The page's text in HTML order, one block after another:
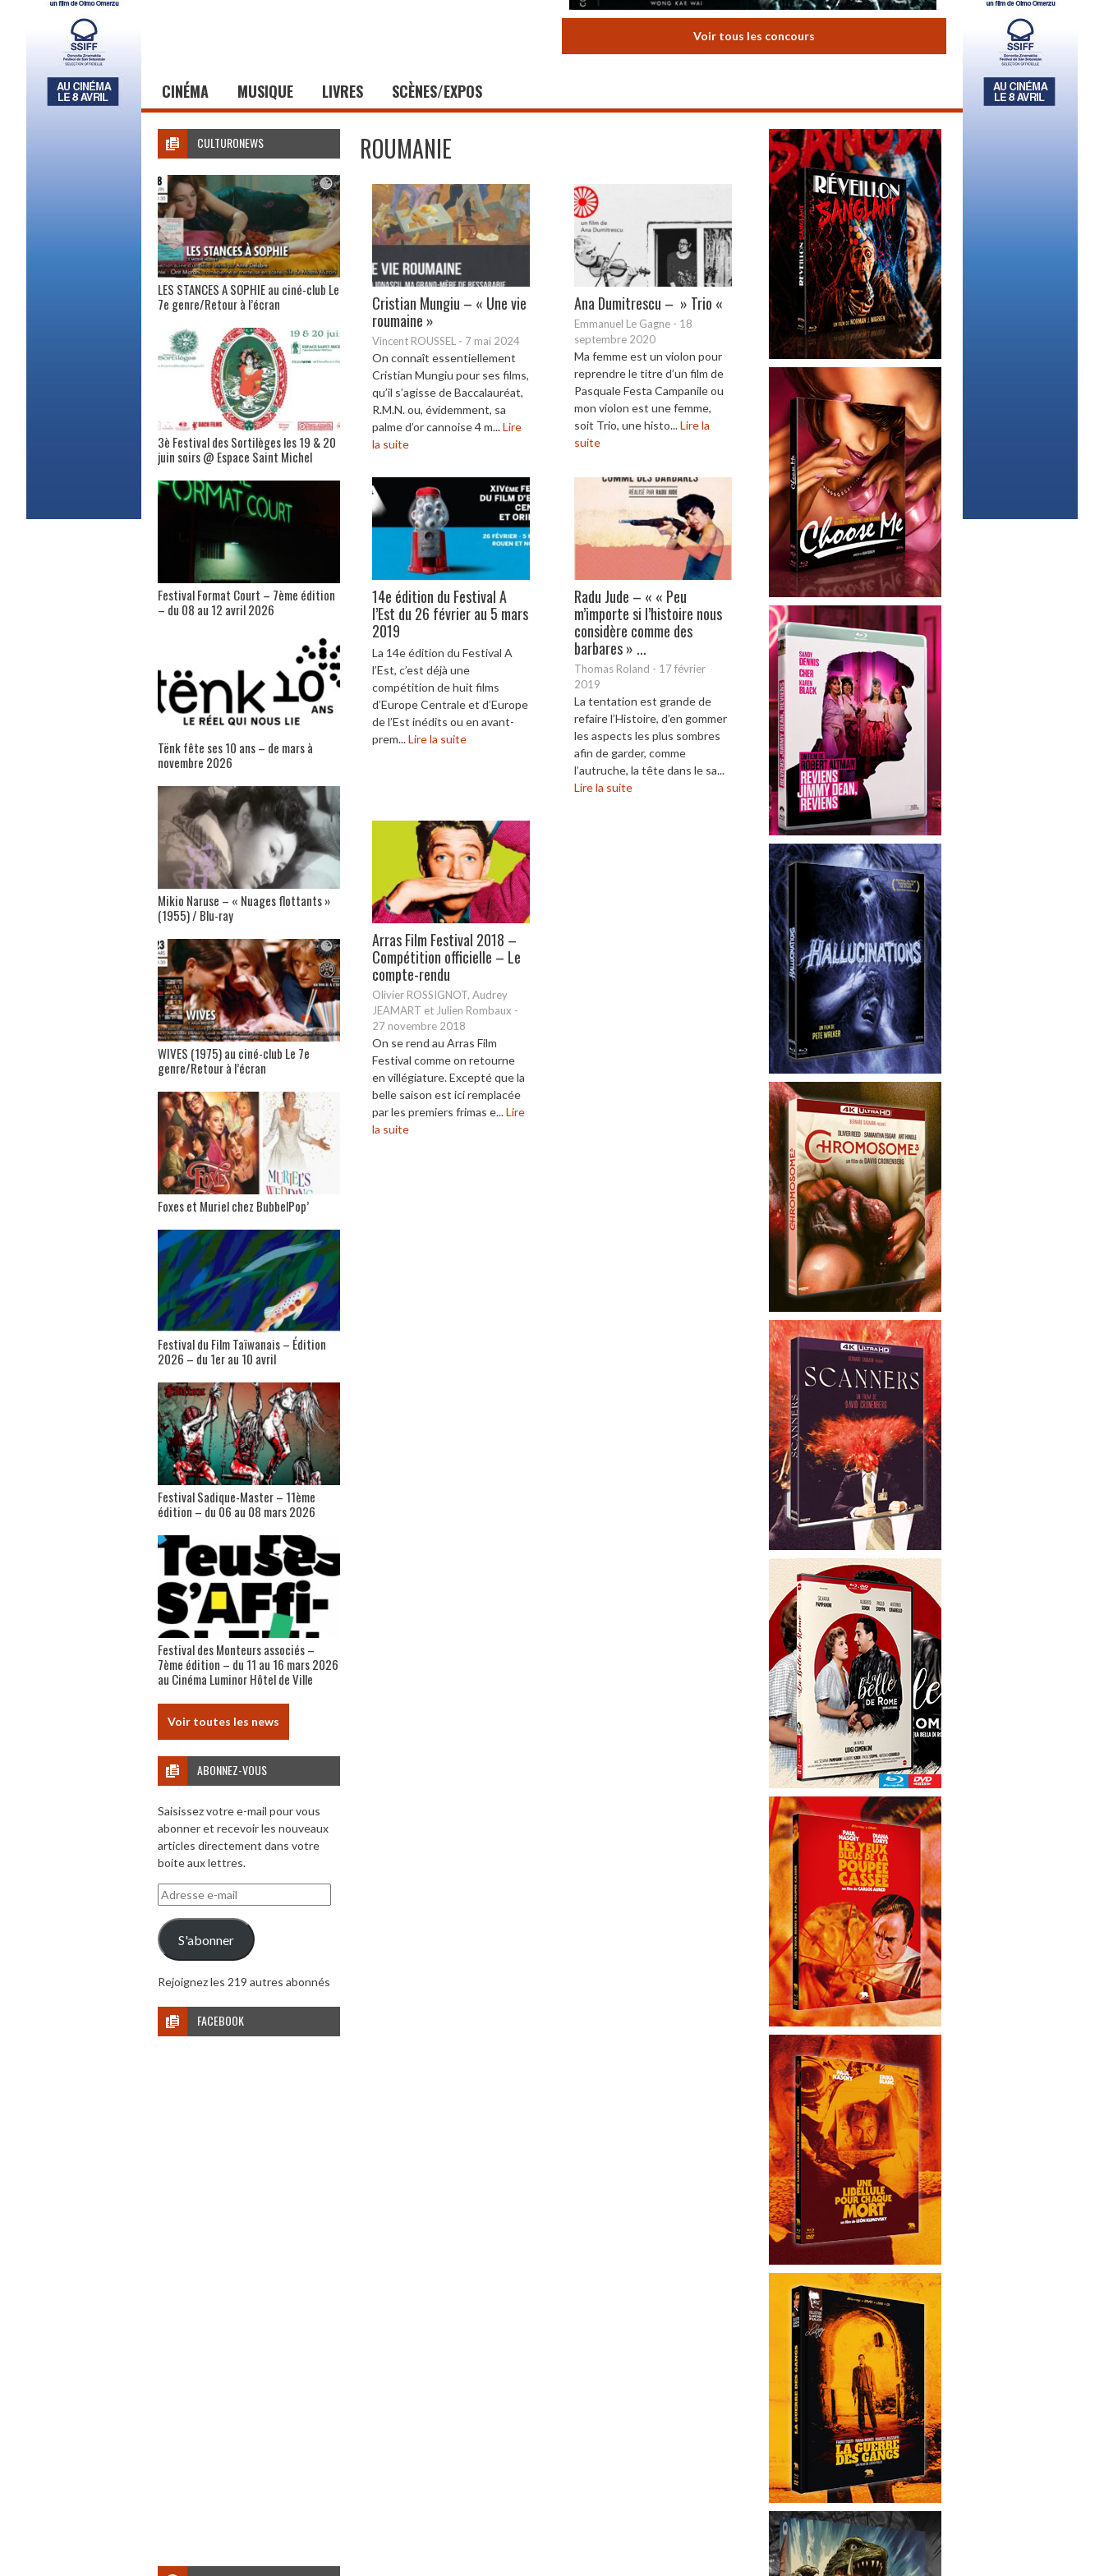
Voir tous les concours
CINÉMA MUSIQUE LIVRES SCÈNES/EXPOS
ROUMANIE
Cristian Mungiu – « Une vie
roumaine »
Vincent ROUSSEL - 7 mai 2024
On connaît essentiellement
Cristian Mungiu pour ses films,
qu’il s’agisse de Baccalauréat,
R.M.N. ou, évidemment, sa
palme d’or cannoise 4 m...Lire
la suite
Ana Dumitrescu – » Trio «
Emmanuel Le Gagne - 18
septembre 2020
Ma femme est un violon pour
reprendre le titre d’un film de
Pasquale Festa Campanile ou
mon violon est une femme,
soit Trio, une histo...Lire la
suite
14e édition du Festival A
l’Est du 26 février au 5 mars
2019
La 14e édition du Festival A
l’Est, c’est déjà une
compétition de huit films
d’Europe Centrale et d’Europe
de l’Est inédits ou en avant-
prem...Lire la suite
Radu Jude – « « Peu
m’importe si l’histoire nous
considère comme des
barbares » ...
Thomas Roland - 17 février
2019
La tentation est grande de
refaire l’Histoire, d’en gommer
les aspects les plus sombres
afin de garder, comme
l’autruche, la tête dans le sa...
Lire la suite
Arras Film Festival 2018 –
Compétition officielle – Le
compte-rendu
Olivier ROSSIGNOT, Audrey
JEAMART et Julien Rombaux -
27 novembre 2018
On se rend au Arras Film
Festival comme on retourne
en villégiature. Excepté que la
belle saison est ici remplacée
par les premiers frimas e...Lire
la suite
CULTURONEWS
LES STANCES A SOPHIE au ciné-club Le
7e genre/Retour à l’écran
3è Festival des Sortilèges les 19 & 20
juin soirs @ Espace Saint Michel
Festival Format Court – 7ème édition
– du 08 au 12 avril 2026
Tënk fête ses 10 ans – de mars à
novembre 2026
Mikio Naruse – « Nuages flottants »
(1955) / Blu-ray
WIVES (1975) au ciné-club Le 7e
genre/Retour à l’écran
Foxes et Muriel chez BubbelPop’
Festival du Film Taïwanais – Édition
2026 – du 1er au 10 avril
Festival Sadique-Master – 11ème
édition – du 06 au 08 mars 2026
Festival des Monteurs associés –
7ème édition – du 11 au 16 mars 2026
au Cinéma Luminor Hôtel de Ville
Voir toutes les news
ABONNEZ-VOUS
Saisissez votre e-mail pour vous
abonner et recevoir les nouveaux
articles directement dans votre
boite aux lettres.
Adresse
e-
mail
S'abonner
Rejoignez les 219 autres abonnés
FACEBOOK